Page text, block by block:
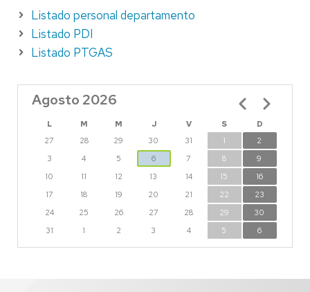
Listado personal departamento
Listado PDI
Listado PTGAS
Agosto 2026
L M M J V S
D
27
28 29 30 31 1
2
3
4 5 6 7 8
9
10
11 12 13 14 15
16
17
18 19 20 21 22
23
24
25 26 27 28 29
30
31
1 2 3 4 5 6
Paginación